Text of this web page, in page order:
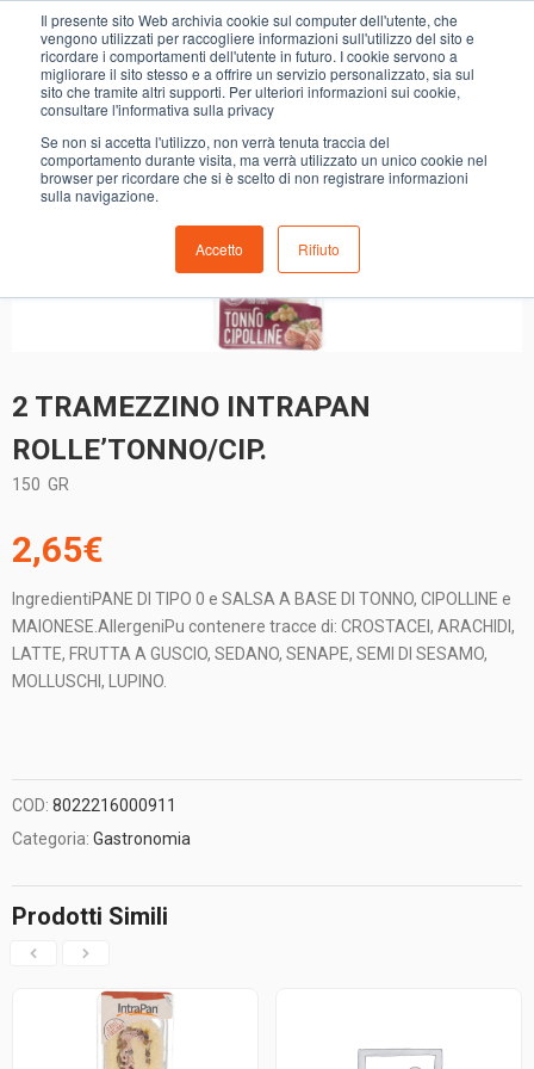
Il presente sito Web archivia cookie sul computer dell'utente, che
vengono utilizzati per raccogliere informazioni sull'utilizzo del sito e
ricordare i comportamenti dell'utente in futuro. I cookie servono a
migliorare il sito stesso e a offrire un servizio personalizzato, sia sul
sito che tramite altri supporti. Per ulteriori informazioni sui cookie,
consultare l'informativa sulla privacy
Se non si accetta l'utilizzo, non verrà tenuta traccia del
comportamento durante visita, ma verrà utilizzato un unico cookie nel
browser per ricordare che si è scelto di non registrare informazioni
sulla navigazione.
Accetto Rifiuto
2 TRAMEZZINO INTRAPAN ROLLE’TONNO/CIP.
2 TRAMEZZINO INTRAPAN
ROLLE’TONNO/CIP.
150 GR
2,65€
IngredientiPANE DI TIPO 0 e SALSA A BASE DI TONNO, CIPOLLINE e
MAIONESE.AllergeniPu contenere tracce di: CROSTACEI, ARACHIDI,
LATTE, FRUTTA A GUSCIO, SEDANO, SENAPE, SEMI DI SESAMO,
MOLLUSCHI, LUPINO.
COD: 8022216000911
Categoria: Gastronomia
Prodotti Simili